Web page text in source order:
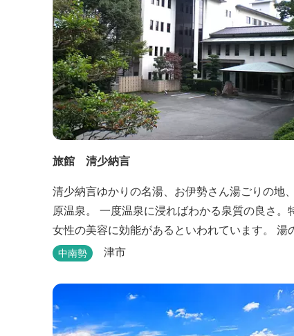
旅館 清少納言
清少納言ゆかりの名湯、お伊勢さん湯ごりの地
原温泉。 一度温泉に浸ればわかる泉質の良さ。
女性の美容に効能があるといわれています。 湯
川のせせらぎが聞こえる静かな宿。それが旅館
味、心のこもったおもてなしを心掛けておりま
日頃の喧騒から離れ、平安の才女清少納言もお
きの名湯を是非実感してください。
中南勢 津市